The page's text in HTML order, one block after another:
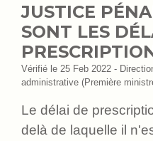
JUSTICE
SONT LES
Vérifié le 25 Feb 2022 -
administrative (Première
Le délai de
delà de laquelle il